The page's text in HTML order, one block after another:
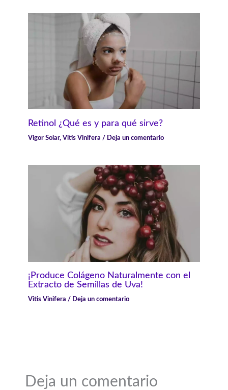
Retinol ¿Qué es y para qué sirve?
Vigor Solar,Vitis Vinifera / Deja un comentario
¡Produce Colágeno Naturalmente con el
Extracto de Semillas de Uva!
Vitis Vinifera / Deja un comentario
Deja un comentario